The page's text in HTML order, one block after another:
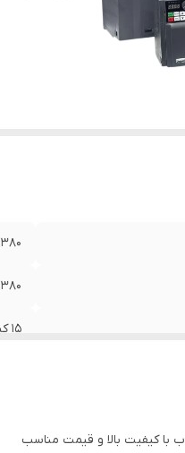
380 ولت سه فاز
380 ولت سه فاز
15 کیلووات